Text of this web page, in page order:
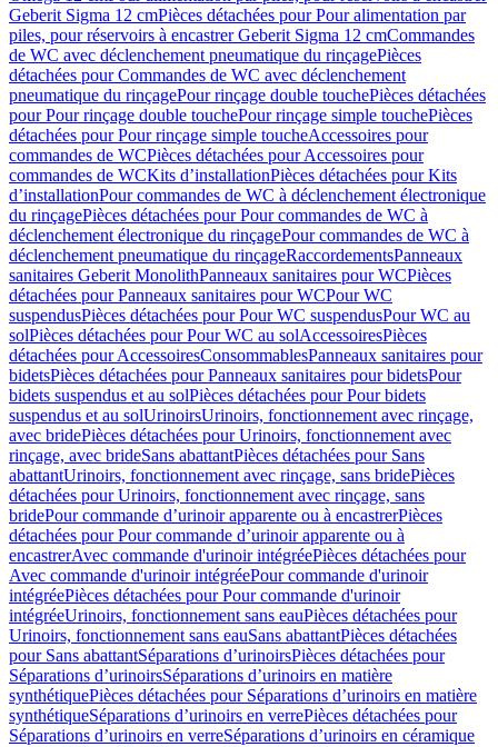
Geberit Sigma 12 cmPièces détachées pour Pour alimentation par
piles, pour réservoirs à encastrer Geberit Sigma 12 cmCommandes
de WC avec déclenchement pneumatique du rinçagePièces
détachées pour Commandes de WC avec déclenchement
pneumatique du rinçagePour rinçage double touchePièces détachées
pour Pour rinçage double touchePour rinçage simple touchePièces
détachées pour Pour rinçage simple toucheAccessoires pour
commandes de WCPièces détachées pour Accessoires pour
commandes de WCKits d’installationPièces détachées pour Kits
d’installationPour commandes de WC à déclenchement électronique
du rinçagePièces détachées pour Pour commandes de WC à
déclenchement électronique du rinçagePour commandes de WC à
déclenchement pneumatique du rinçageRaccordementsPanneaux
sanitaires Geberit MonolithPanneaux sanitaires pour WCPièces
détachées pour Panneaux sanitaires pour WCPour WC
suspendusPièces détachées pour Pour WC suspendusPour WC au
solPièces détachées pour Pour WC au solAccessoiresPièces
détachées pour AccessoiresConsommablesPanneaux sanitaires pour
bidetsPièces détachées pour Panneaux sanitaires pour bidetsPour
bidets suspendus et au solPièces détachées pour Pour bidets
suspendus et au solUrinoirsUrinoirs, fonctionnement avec rinçage,
avec bridePièces détachées pour Urinoirs, fonctionnement avec
rinçage, avec brideSans abattantPièces détachées pour Sans
abattantUrinoirs, fonctionnement avec rinçage, sans bridePièces
détachées pour Urinoirs, fonctionnement avec rinçage, sans
bridePour commande d’urinoir apparente ou à encastrerPièces
détachées pour Pour commande d’urinoir apparente ou à
encastrerAvec commande d'urinoir intégréePièces détachées pour
Avec commande d'urinoir intégréePour commande d'urinoir
intégréePièces détachées pour Pour commande d'urinoir
intégréeUrinoirs, fonctionnement sans eauPièces détachées pour
Urinoirs, fonctionnement sans eauSans abattantPièces détachées
pour Sans abattantSéparations d’urinoirsPièces détachées pour
Séparations d’urinoirsSéparations d’urinoirs en matière
synthétiquePièces détachées pour Séparations d’urinoirs en matière
synthétiqueSéparations d’urinoirs en verrePièces détachées pour
Séparations d’urinoirs en verreSéparations d’urinoirs en céramique